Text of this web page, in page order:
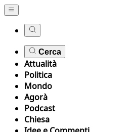
Cerca
Attualità
Politica
Mondo
Agorà
Podcast
Chiesa